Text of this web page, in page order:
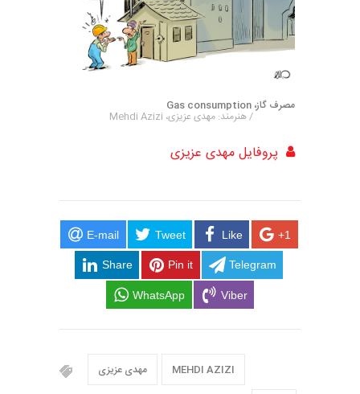
مصرف گاز، Gas consumption
/ هنرمند: مهدی عزیزی، Mehdi Azizi
پروفایل مهدی عزیزی
E-mail Tweet Like +1
Share Pin it Telegram
WhatsApp Viber
مهدی عزیزی MEHDI AZIZI